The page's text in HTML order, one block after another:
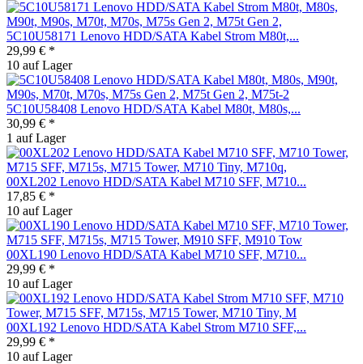
5C10U58171 Lenovo HDD/SATA Kabel Strom M80t,...
29,99 € *
10 auf Lager
5C10U58408 Lenovo HDD/SATA Kabel M80t, M80s,...
30,99 € *
1 auf Lager
00XL202 Lenovo HDD/SATA Kabel M710 SFF, M710...
17,85 € *
10 auf Lager
00XL190 Lenovo HDD/SATA Kabel M710 SFF, M710...
29,99 € *
10 auf Lager
00XL192 Lenovo HDD/SATA Kabel Strom M710 SFF,...
29,99 € *
10 auf Lager